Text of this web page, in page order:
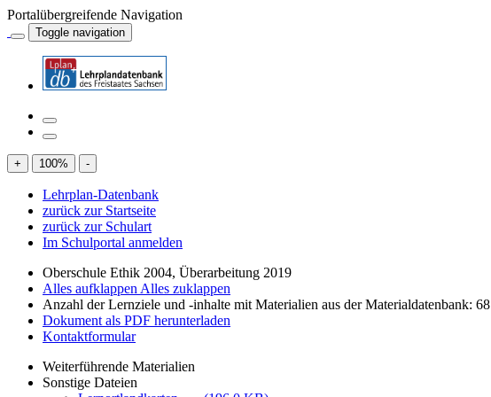
Portalübergreifende Navigation
Toggle navigation
+ 100% -
Lehrplan-Datenbank
zurück zur Startseite
zurück zur Schulart
Im Schulportal anmelden
Oberschule Ethik 2004, Überarbeitung 2019
Alles aufklappen Alles zuklappen
Anzahl der Lernziele und -inhalte mit Materialien aus der Materialdatenbank: 68
Dokument als PDF herunterladen
Kontaktformular
Weiterführende Materialien
Sonstige Dateien